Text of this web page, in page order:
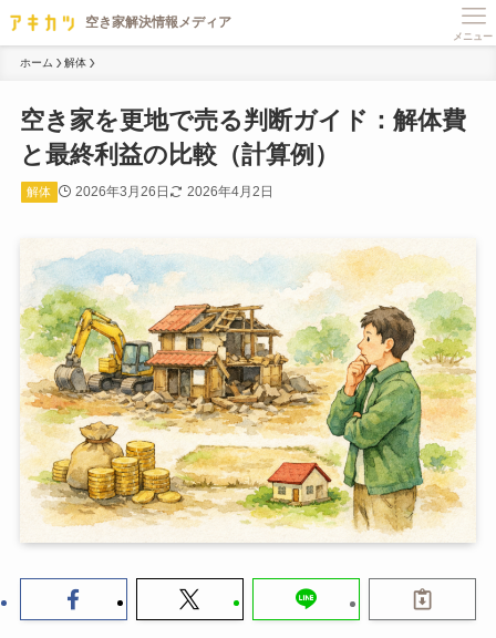
メニュー
ホーム 解体
空き家を更地で売る判断ガイド：解体費
と最終利益の比較（計算例）
解体 2026年3月26日 2026年4月2日